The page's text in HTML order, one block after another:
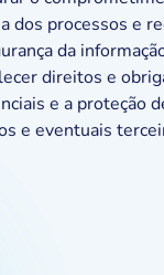
dos processos e
da
direitos e
e a proteção
e eventuais